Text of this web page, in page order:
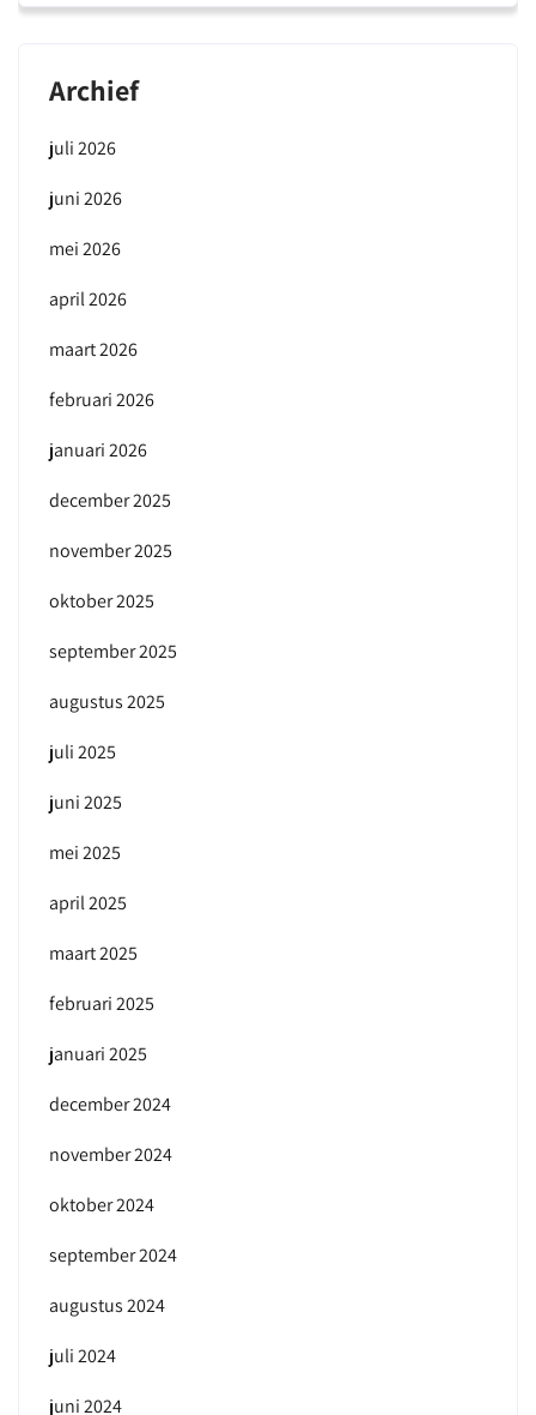
Archief
juli 2026
juni 2026
mei 2026
april 2026
maart 2026
februari 2026
januari 2026
december 2025
november 2025
oktober 2025
september 2025
augustus 2025
juli 2025
juni 2025
mei 2025
april 2025
maart 2025
februari 2025
januari 2025
december 2024
november 2024
oktober 2024
september 2024
augustus 2024
juli 2024
juni 2024